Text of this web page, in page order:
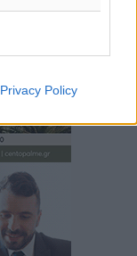
Privacy Policy